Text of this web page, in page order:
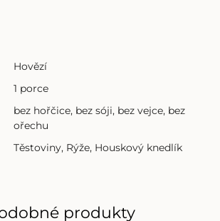
Hovězí
1 porce
bez hořčice, bez sóji, bez vejce, bez
ořechu
Těstoviny, Rýže, Houskový knedlík
produkty